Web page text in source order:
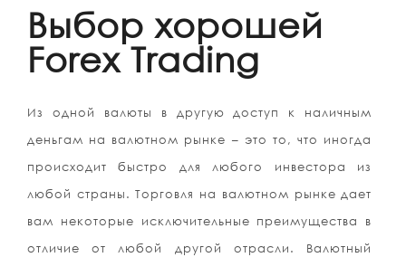
Выбор хорошей
Forex Trading
Из одной валюты в другую доступ к наличным
деньгам на валютном рынке – это то, что иногда
происходит быстро для любого инвестора из
любой страны. Торговля на валютном рынке дает
вам некоторые исключительные преимущества в
отличие от любой другой отрасли. Валютный